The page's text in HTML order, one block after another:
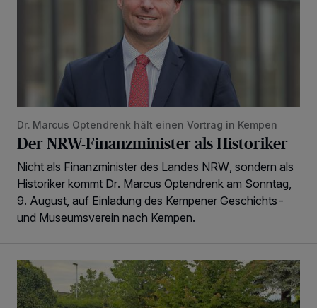
Dr. Marcus Optendrenk hält einen Vortrag in Kempen
Der NRW-Finanzminister als Historiker
Nicht als Finanzminister des Landes NRW, sondern als
Historiker kommt Dr. Marcus Optendrenk am Sonntag,
9. August, auf Einladung des Kempener Geschichts-
und Museumsverein nach Kempen.
Das Open Air-Event in St. Tönis